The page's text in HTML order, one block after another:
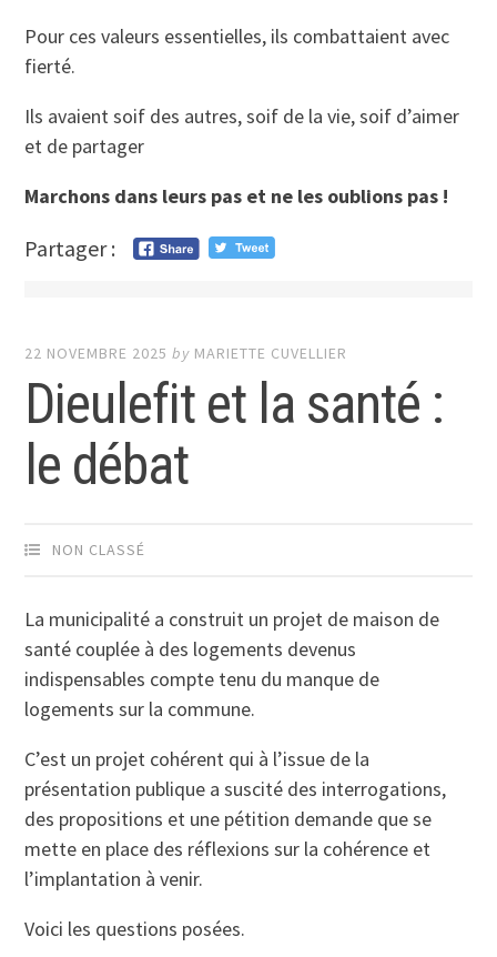
Pour ces valeurs essentielles, ils combattaient avec
fierté.
Ils avaient soif des autres, soif de la vie, soif d’aimer
et de partager
Marchons dans leurs pas et ne les oublions pas !
Partager :
22 NOVEMBRE 2025 by MARIETTE CUVELLIER
Dieulefit et la santé :
le débat
NON CLASSÉ
La municipalité a construit un projet de maison de
santé couplée à des logements devenus
indispensables compte tenu du manque de
logements sur la commune.
C’est un projet cohérent qui à l’issue de la
présentation publique a suscité des interrogations,
des propositions et une pétition demande que se
mette en place des réflexions sur la cohérence et
l’implantation à venir.
Voici les questions posées.